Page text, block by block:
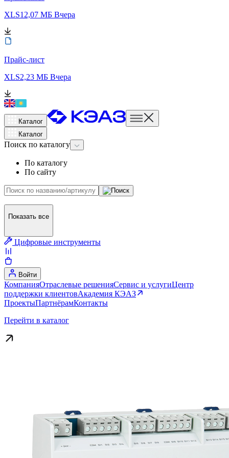
XLS12,07 МБ Вчера
Прайс-лист
XLS2,23 МБ Вчера
Каталог
Каталог
Поиск по каталогу
По каталогу
По сайту
Показать все
Цифровые инструменты
Войти
КомпанияОтраслевые решенияСервис и услугиЦентр
поддержки клиентовАкадемия КЭАЗ
ПроектыПартнёрамКонтакты
Перейти в каталог